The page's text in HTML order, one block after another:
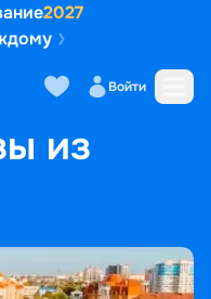
2027
Войти
из